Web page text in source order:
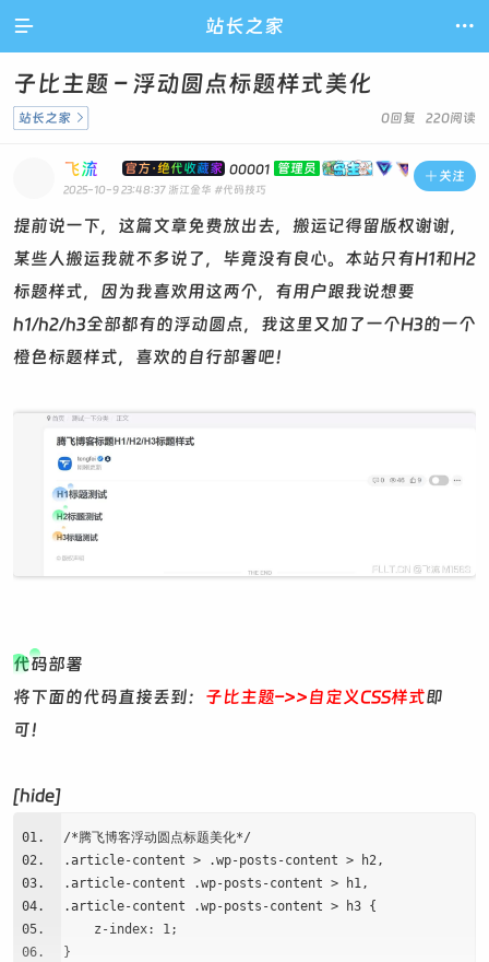
 站长之家 
子比主题 – 浮动圆点标题样式美化
0回复 220阅读
站长之家 
 关注
飞流 官方·绝代收藏家 00001 管理员
2025-10-9 23:48:37 浙江金华 #代码技巧
提前说一下，这篇文章免费放出去，搬运记得留版权谢谢，
某些人搬运我就不多说了，毕竟没有良心。本站只有H1和H2
标题样式，因为我喜欢用这两个，有用户跟我说想要
h1/h2/h3全部都有的浮动圆点，我这里又加了一个H3的一个
橙色标题样式，喜欢的自行部署吧！
代码部署
将下面的代码直接丢到： 子比主题–>>自定义CSS样式即
可！
[hide]
/*腾飞博客浮动圆点标题美化*/
.article-content > .wp-posts-content > h2,
.article-content .wp-posts-content > h1,
.article-content .wp-posts-content > h3 {
z-index: 1;
}